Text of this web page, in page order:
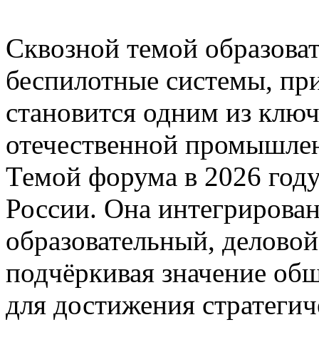
Сквозной темой
беспилотные системы,
становится одним из
отечественной
Темой форума в 2026
России. Она
образовательный,
подчёркивая значение
для достижения